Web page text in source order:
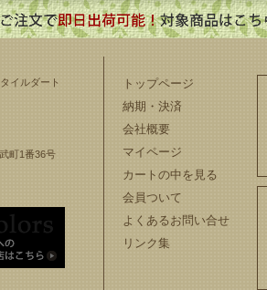
イルダート
町1番36号
トップページ
納期・決済
会社概要
マイページ
カートの中を見る
会員ついて
よくあるお問い合せ
リンク集